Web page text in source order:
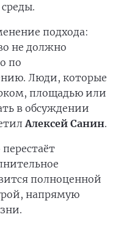
подхода:
не должно
по
Люди, которые
площадью или
в обсуждении
Алексей Санин.
полноценной
напрямую